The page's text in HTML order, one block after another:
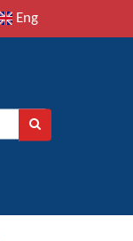
Eng